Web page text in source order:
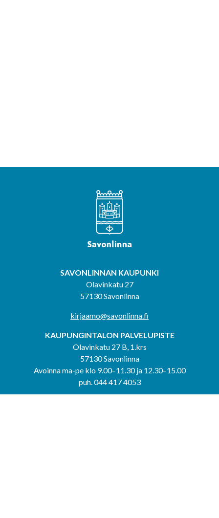
SAVONLINNAN KAUPUNKI
Olavinkatu 27
57130 Savonlinna
kirjaamo@savonlinna.fi
KAUPUNGINTALON PALVELUPISTE
Olavinkatu 27 B, 1.krs
57130 Savonlinna
Avoinna ma-pe klo 9.00–11.30 ja 12.30–15.00
puh. 044 417 4053